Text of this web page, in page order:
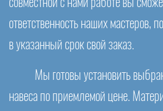
совместной с нами работе вы
ответственность наших мастеров,
в указанный срок свой заказ.
Мы готовы установить
навеса по приемлемой цене.